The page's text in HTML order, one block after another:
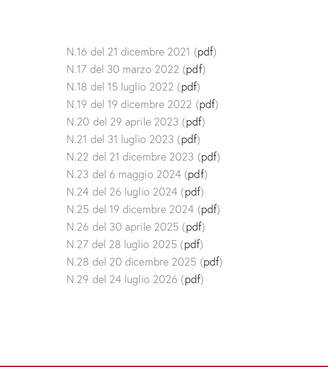
N.16 del 21 dicembre 2021 (pdf)
N.17 del 30 marzo 2022 (pdf)
N.18 del 15 luglio 2022 (pdf)
N.19 del 19 dicembre 2022 (pdf)
N.20 del 29 aprile 2023 (pdf)
N.21 del 31 luglio 2023 (pdf)
N.22 del 21 dicembre 2023 (pdf)
N.23 del 6 maggio 2024 (pdf)
N.24 del 26 luglio 2024 (pdf)
N.25 del 19 dicembre 2024 (pdf)
N.26 del 30 aprile 2025 (pdf)
N.27 del 28 luglio 2025 (pdf)
N.28 del 20 dicembre 2025 (pdf)
N.29 del 24 luglio 2026 (pdf)